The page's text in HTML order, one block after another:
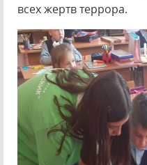
всех жертв террора.